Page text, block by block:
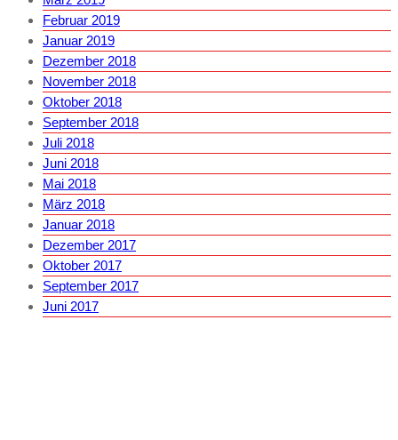
Februar 2019
Januar 2019
Dezember 2018
November 2018
Oktober 2018
September 2018
Juli 2018
Juni 2018
Mai 2018
März 2018
Januar 2018
Dezember 2017
Oktober 2017
September 2017
Juni 2017